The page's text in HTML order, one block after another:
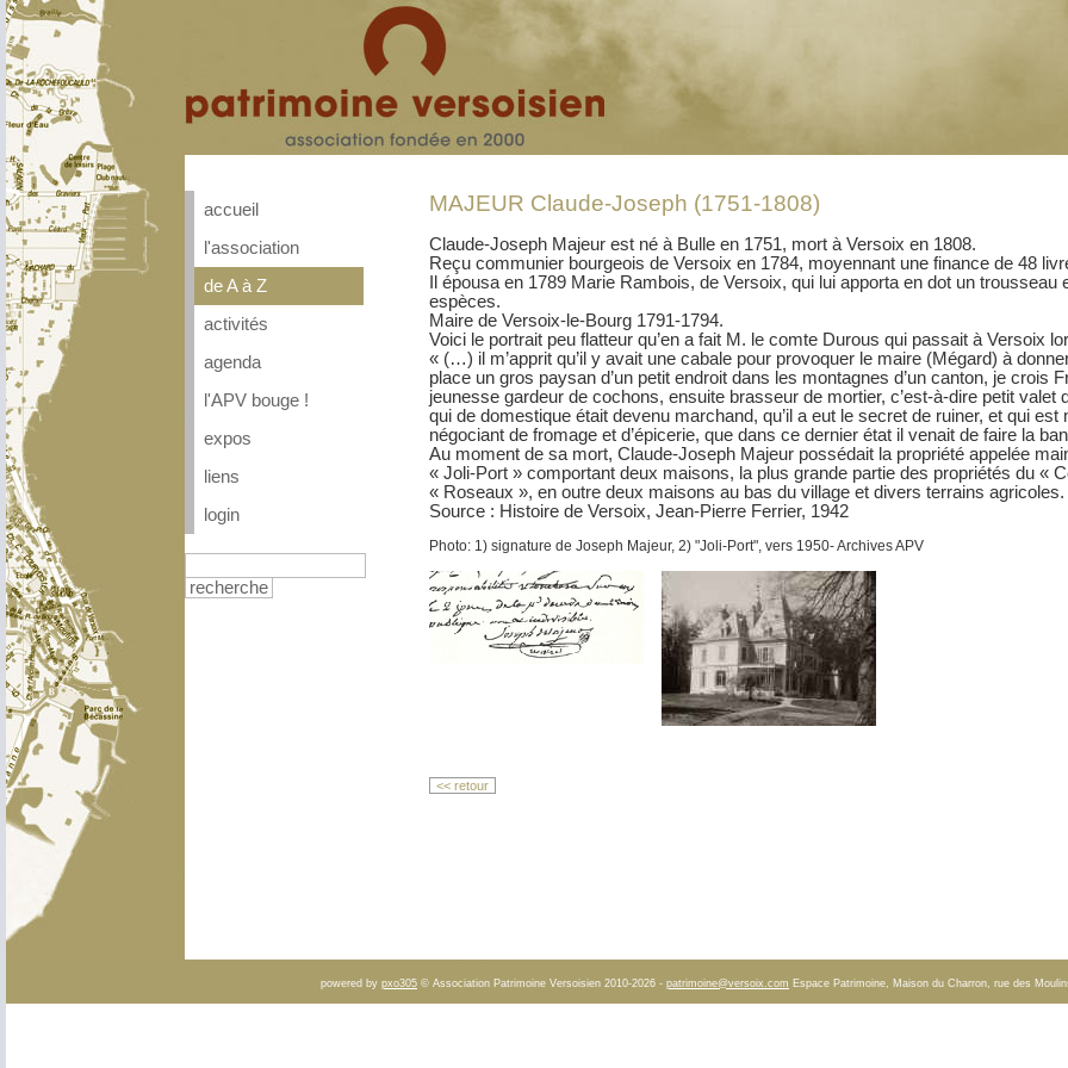
accueil
l'association
de A à Z
activités
agenda
l'APV bouge !
expos
liens
login
recherche
MAJEUR Claude-Joseph (1751-1808)
Claude-Joseph Majeur est né à Bulle en 1751, mort à Versoix en 1808.
Reçu communier bourgeois de Versoix en 1784, moyennant une finance de 48
Il épousa en 1789 Marie Rambois, de Versoix, qui lui apporta en dot un
espèces.
Maire de Versoix-le-Bourg 1791-1794.
Voici le portrait peu flatteur qu’en a fait M. le comte Durous qui passait à Versoix
« (…) il m’apprit qu’il y avait une cabale pour provoquer le maire (Mégard) à
place un gros paysan d’un petit endroit dans les montagnes d’un canton, je crois
jeunesse gardeur de cochons, ensuite brasseur de mortier, c’est-à-dire petit
qui de domestique était devenu marchand, qu’il a eut le secret de ruiner, et qui
négociant de fromage et d’épicerie, que dans ce dernier état il venait de faire la
Au moment de sa mort, Claude-Joseph Majeur possédait la propriété appelée
« Joli-Port » comportant deux maisons, la plus grande partie des propriétés du «
« Roseaux », en outre deux maisons au bas du village et divers terrains agricoles.
Source : Histoire de Versoix, Jean-Pierre Ferrier, 1942
Photo: 1) signature de Joseph Majeur, 2) "Joli-Port", vers 1950- Archives APV
<< retour
powered by pxo305 © Association Patrimoine Versoisien 2010-2026 - patrimoine@versoix.com Espace Patrimoine, Maison du Charron, rue des